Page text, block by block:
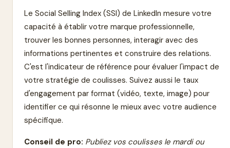
Le Social Selling Index (SSI) de LinkedIn mesure votre
capacité à établir votre marque professionnelle,
trouver les bonnes personnes, interagir avec des
informations pertinentes et construire des relations.
C'est l'indicateur de référence pour évaluer l'impact de
votre stratégie de coulisses. Suivez aussi le taux
d'engagement par format (vidéo, texte, image) pour
identifier ce qui résonne le mieux avec votre audience
spécifique.
Conseil de pro: Publiez vos coulisses le mardi ou